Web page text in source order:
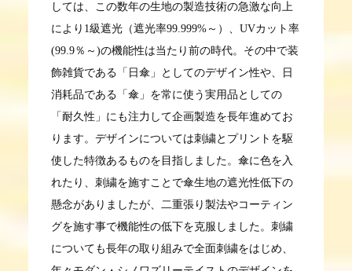
しては、この数年の生地の製造技術の急激な向上
により1級遮光（遮光率99.999%～）、UVカット率
(99.9％～)の機能性は当たり前の時代。その中で装
飾雑貨である「日傘」としてのデザイン性や、日
消耗品である「傘」を常に使う実用品としての
「耐久性」にも注力して企画製造を長年進めてお
ります。デザインについては刺繍とプリントを駆
使した特徴あるものを目指しました。傘に色を入
れたり、刺繍を施すことで傘生地の遮光性低下の
懸念がありましたが、二重張り製法やコーティン
グを施す事で機能性の低下を克服しました。刺繍
についても長年の取り組みで全面刺繍をはじめ、